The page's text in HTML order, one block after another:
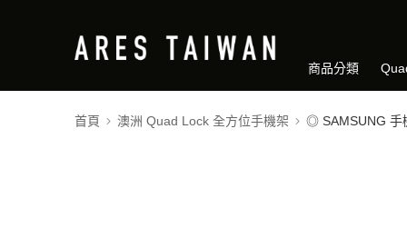
商品分類
首頁 澳洲 Quad Lock 全方位手機架 ◎ SAMSUNG 手